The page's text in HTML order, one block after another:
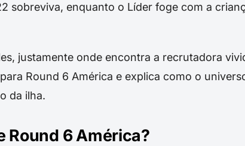
sobreviva, enquanto o Líder foge com a
justamente onde encontra a recrutadora
Round 6 América e explica como o
da ilha.
Round 6 América?